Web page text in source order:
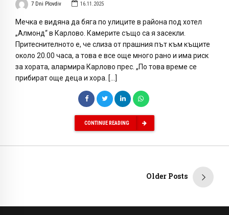
7 Dni Plovdiv 16.11.2025
Мечка е видяна да бяга по улиците в района под хотел
„Алмонд“ в Карлово. Камерите също са я засекли.
Притеснителното е, че слиза от прашния път към къщите
около 20.00 часа, а това е все още много рано и има риск
за хората, алармира Карлово прес. „По това време се
прибират още деца и хора. […]
CONTINUE READING
Older Posts